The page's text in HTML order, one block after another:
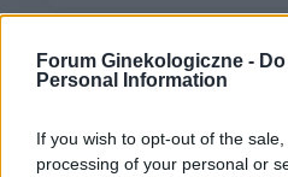
Forum Ginekologiczne -
Personal Information
If you wish to opt-out of the
processing of your personal or